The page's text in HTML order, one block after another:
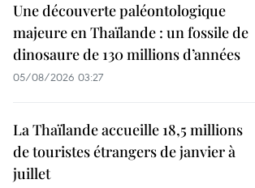
Une découverte paléontologique
majeure en Thaïlande : un fossile de
dinosaure de 130 millions d’années
05/08/2026 03:27
La Thaïlande accueille 18,5 millions
de touristes étrangers de janvier à
juillet